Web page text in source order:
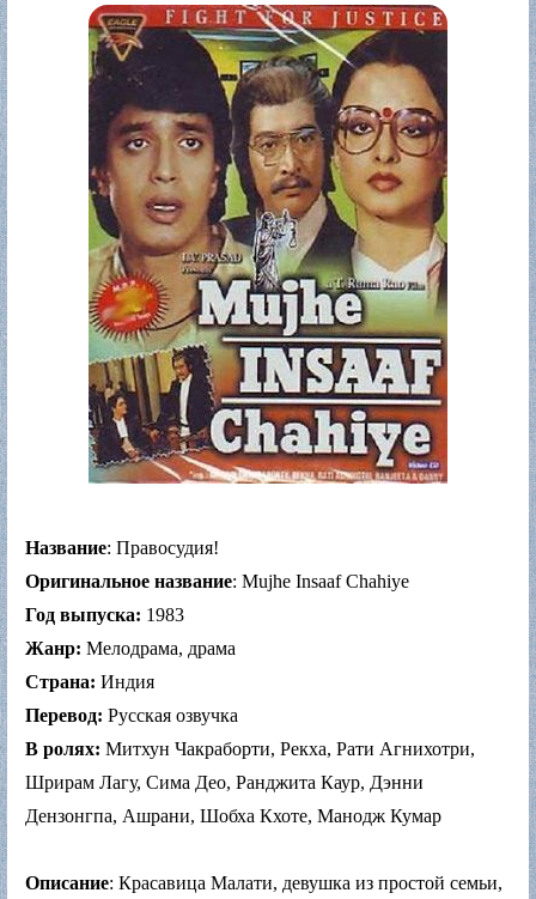
Название: Правосудия!
Оригинальное название: Mujhe Insaaf Chahiye
Год выпуска: 1983
Жанр: Мелодрама, драма
Страна: Индия
Перевод: Русская озвучка
В ролях: Митхун Чакраборти, Рекха, Рати Агнихотри,
Шрирам Лагу, Сима Део, Ранджита Каур, Дэнни
Дензонгпа, Ашрани, Шобха Кхоте, Манодж Кумар
Описание: Красавица Малати, девушка из простой семьи,